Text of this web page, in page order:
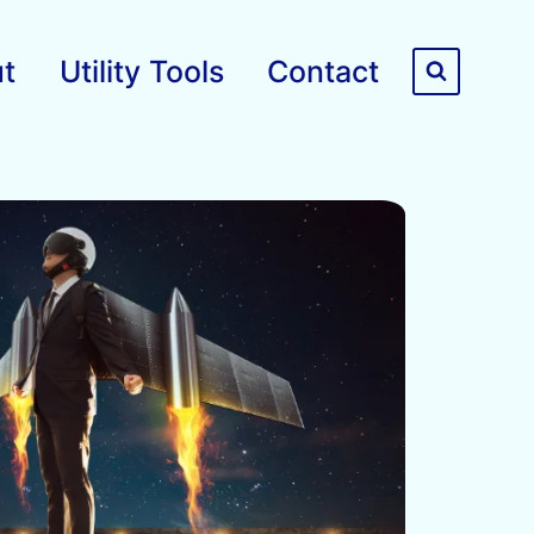
Utility Tools Contact